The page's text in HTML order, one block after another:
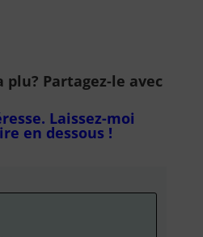
plu? Partagez-le avec
Laissez-moi
en dessous !